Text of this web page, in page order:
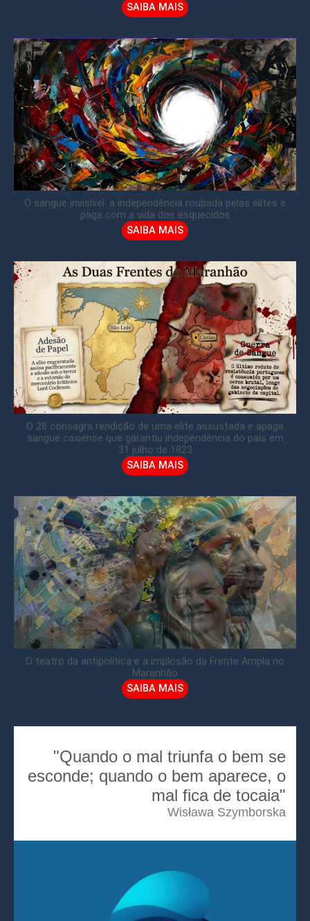
SAIBA MAIS
O sangue invisível: a independência roubada pelas elites e
paga com a vida dos esquecidos
SAIBA MAIS
O 28 consagra rendição de uma elite assustada e apaga
sangue caxiense que garantiu independência do país em
31 julho de 1823
SAIBA MAIS
O teatro da antipolítica e a implosão da Frente Ampla no
Maranhão
SAIBA MAIS
"Quando o mal triunfa o bem se
esconde; quando o bem aparece, o
mal fica de tocaia"
Wisława Szymborska